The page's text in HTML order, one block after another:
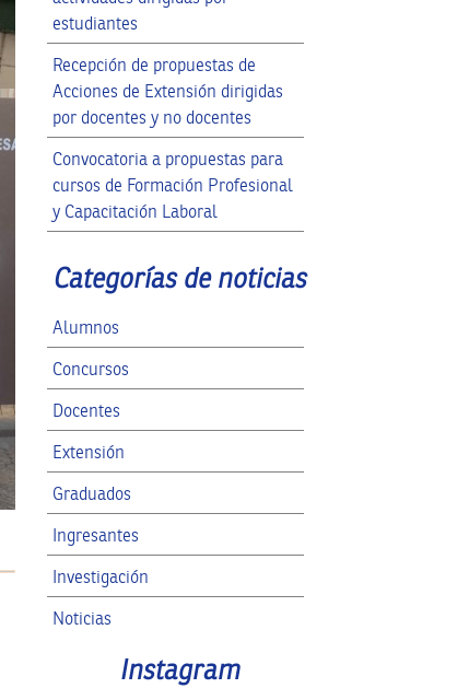
estudiantes
Recepción de propuestas de
Acciones de Extensión dirigidas
por docentes y no docentes
Convocatoria a propuestas para
cursos de Formación Profesional
y Capacitación Laboral
Categorías de noticias
Alumnos
Concursos
Docentes
Extensión
Graduados
Ingresantes
Investigación
Noticias
Instagram